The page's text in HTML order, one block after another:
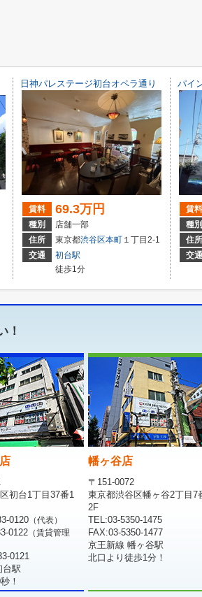
日神パレステージ初台オペラ通り
賃料 69.3万円
種別
店舗一部
住所
東京都渋谷区本町 １丁目2-1
交通
初台駅
徒歩1分
パイ
賃料
種別
住所
交通
！
初台1丁目37番1
0120 （代表）
0122（賃貸管理
0121
台駅
！
幡ヶ谷店
〒151-0072
東京都渋谷区幡ヶ谷2丁目7
2F
TEL:03-5350-1475
FAX:03-5350-1477
京王新線 幡ヶ谷駅
北口より徒歩1分！